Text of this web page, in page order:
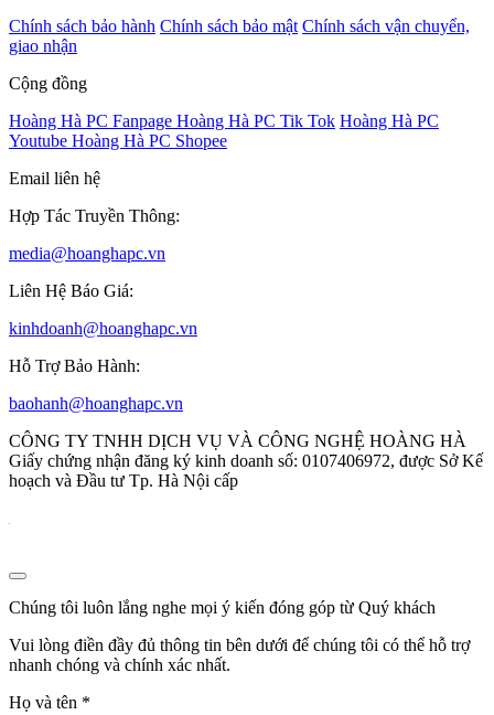
Chính sách bảo hành Chính sách bảo mật Chính sách vận chuyển,
giao nhận
Cộng đồng
Hoàng Hà PC Fanpage Hoàng Hà PC Tik Tok Hoàng Hà PC
Youtube Hoàng Hà PC Shopee
Email liên hệ
Hợp Tác Truyền Thông:
media@hoanghapc.vn
Liên Hệ Báo Giá:
kinhdoanh@hoanghapc.vn
Hỗ Trợ Bảo Hành:
baohanh@hoanghapc.vn
CÔNG TY TNHH DỊCH VỤ VÀ CÔNG NGHỆ HOÀNG HÀ
Giấy chứng nhận đăng ký kinh doanh số: 0107406972, được Sở Kế
hoạch và Đầu tư Tp. Hà Nội cấp
Chúng tôi luôn lắng nghe mọi ý kiến đóng góp từ Quý khách
Vui lòng điền đầy đủ thông tin bên dưới để chúng tôi có thể hỗ trợ
nhanh chóng và chính xác nhất.
Họ và tên *